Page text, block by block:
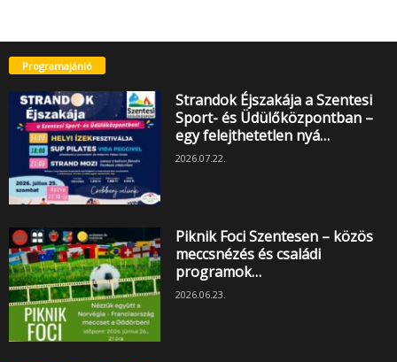
Programajánló
Strandok Éjszakája a Szentesi
Sport- és Üdülőközpontban –
egy felejthetetlen nyá…
2026.07.22.
Piknik Foci Szentesen – közös
meccsnézés és családi
programok…
2026.06.23.